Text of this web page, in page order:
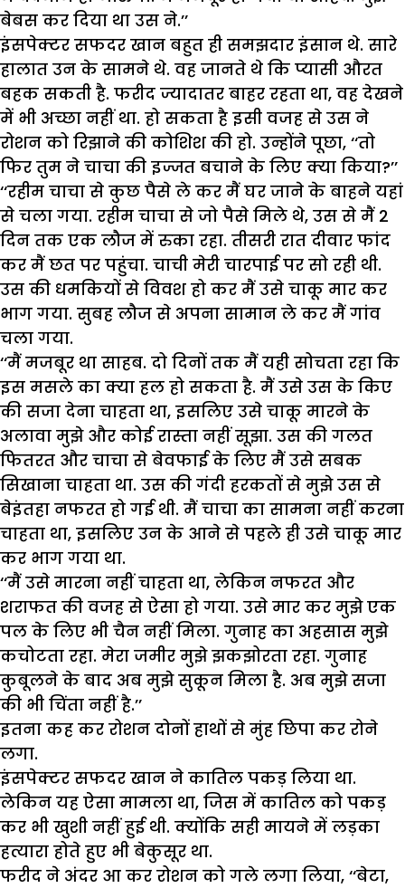
बेबस कर दिया था उस ने.’’
इंसपेक्टर सफदर खान बहुत ही समझदार इंसान थे. सारे
हालात उन के सामने थे. वह जानते थे कि प्यासी औरत
बहक सकती है. फरीद ज्यादातर बाहर रहता था, वह देखने
में भी अच्छा नहीं था. हो सकता है इसी वजह से उस ने
रोशन को रिझाने की कोशिश की हो. उन्होंने पूछा, ‘‘तो
फिर तुम ने चाचा की इज्जत बचाने के लिए क्या किया?’’
‘‘रहीम चाचा से कुछ पैसे ले कर मैं घर जाने के बाहने यहां
से चला गया. रहीम चाचा से जो पैसे मिले थे, उस से मैं 2
दिन तक एक लौज में रुका रहा. तीसरी रात दीवार फांद
कर मैं छत पर पहुंचा. चाची मेरी चारपाई पर सो रही थी.
उस की धमकियों से विवश हो कर मैं उसे चाकू मार कर
भाग गया. सुबह लौज से अपना सामान ले कर मैं गांव
चला गया.
‘‘मैं मजबूर था साहब. दो दिनों तक मैं यही सोचता रहा कि
इस मसले का क्या हल हो सकता है. मैं उसे उस के किए
की सजा देना चाहता था, इसलिए उसे चाकू मारने के
अलावा मुझे और कोई रास्ता नहीं सूझा. उस की गलत
फितरत और चाचा से बेवफाई के लिए मैं उसे सबक
सिखाना चाहता था. उस की गंदी हरकतों से मुझे उस से
बेइंतहा नफरत हो गई थी. मैं चाचा का सामना नहीं करना
चाहता था, इसलिए उन के आने से पहले ही उसे चाकू मार
कर भाग गया था.
‘‘मैं उसे मारना नहीं चाहता था, लेकिन नफरत और
शराफत की वजह से ऐसा हो गया. उसे मार कर मुझे एक
पल के लिए भी चैन नहीं मिला. गुनाह का अहसास मुझे
कचोटता रहा. मेरा जमीर मुझे झकझोरता रहा. गुनाह
कुबूलने के बाद अब मुझे सुकून मिला है. अब मुझे सजा
की भी चिंता नहीं है.’’
इतना कह कर रोशन दोनों हाथों से मुंह छिपा कर रोने
लगा.
इंसपेक्टर सफदर खान ने कातिल पकड़ लिया था.
लेकिन यह ऐसा मामला था, जिस में कातिल को पकड़
कर भी खुशी नहीं हुई थी. क्योंकि सही मायने में लड़का
हत्यारा होते हुए भी बेकुसूर था.
फरीद ने अंदर आ कर रोशन को गले लगा लिया, ‘‘बेटा,